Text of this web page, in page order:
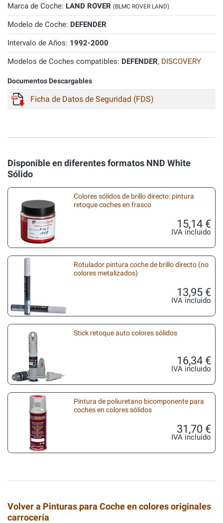
Marca de Coche: LAND ROVER (BLMC ROVER LAND)
Modelo de Coche: DEFENDER
Intervalo de Años: 1992-2000
Modelos de Coches compatibles: DEFENDER, DISCOVERY
Documentos Descargables
Ficha de Datos de Seguridad (FDS)
Disponible en diferentes formatos NND White
Sólido
Colores sólidos de brillo directo: pintura
retoque coches en frasco
15,14 €
IVA incluido
Rotulador pintura coche de brillo directo (no
colores metalizados)
13,95 €
IVA incluido
Stick retoque auto colores sólidos
16,34 €
IVA incluido
Pintura de poliuretano bicomponente para
coches en colores sólidos
31,70 €
IVA incluido
Volver a Pinturas para Coche en colores originales
carrocería